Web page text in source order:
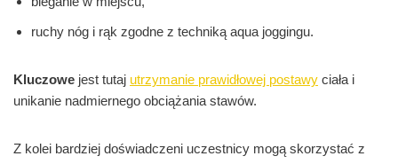
ruchy nóg i rąk zgodne z techniką aqua joggingu.
Kluczowe jest tutaj utrzymanie prawidłowej postawy ciała i
unikanie nadmiernego obciążania stawów.
Z kolei bardziej doświadczeni uczestnicy mogą skorzystać z